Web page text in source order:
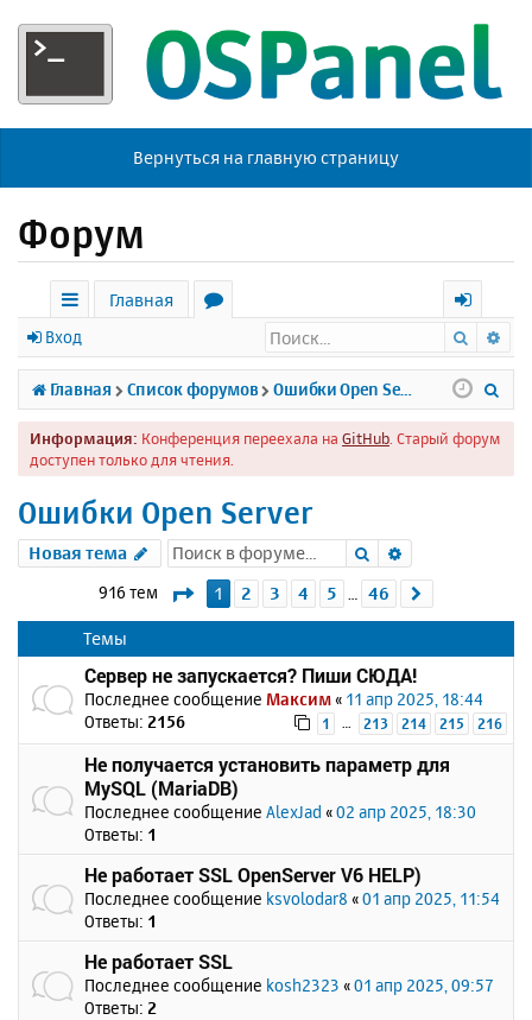
Вернуться на главную страницу
Форум
с
ы
л
к
Главная
р
у
м
х
о
д
Вход Поиск
Главная Список форумов
Информация: Конференция переехала на GitHub . Старый форум
доступен только для чтения.
Ошибки Open Server
Новая тема Поиск
916 тем Страница1 из 46
1 2 3 4 5 46
Темы
Сервер не запускается? Пиши СЮДА!
Последнее сообщение Максим « 11 апр 2025, 18:44
Ответы: 2156 1 … 213 214 215 216
Не получается установить параметр для
MySQL (MariaDB)
Последнее сообщение AlexJad «02 апр 2025, 18:30
Ответы: 1
Не работает SSL OpenServer V6 HELP)
Последнее сообщение ksvolodar8 «01 апр 2025, 11:54
Ответы: 1
Не работает SSL
Последнее сообщение kosh2323 «01 апр 2025, 09:57
Ответы: 2